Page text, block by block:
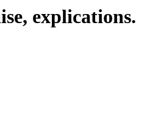
explications.